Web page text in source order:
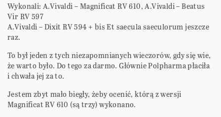
Wykonali: A.Vivaldi – Magnificat RV 610, A.Vivaldi – Beatus
Vir RV 597
A.Vivaldi – Dixit RV 594 + bis Et saecula saeculorum jeszcze
raz.
To był jeden z tych niezapomnianych wieczorów, gdy się wie,
że warto było. Do tego za darmo. Głównie Polpharma płaciła
i chwała jej za to.
Jestem zbyt mało biegły, żeby ocenić, którą z wersji
Magnificat RV 610 (są trzy) wykonano.